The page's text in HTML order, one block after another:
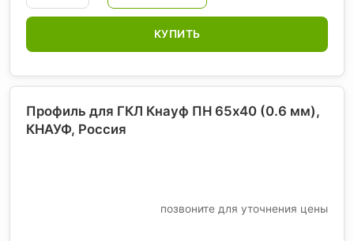
КУПИТЬ
Профиль для ГКЛ Кнауф ПН 65х40 (0.6 мм),
КНАУФ, Россия
позвоните для уточнения цены